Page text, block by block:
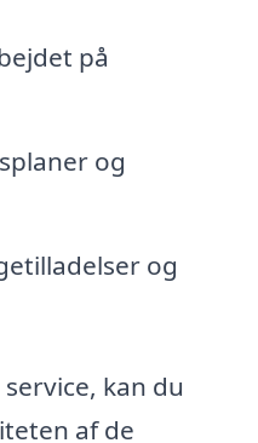
på
og
og
kan du
af de